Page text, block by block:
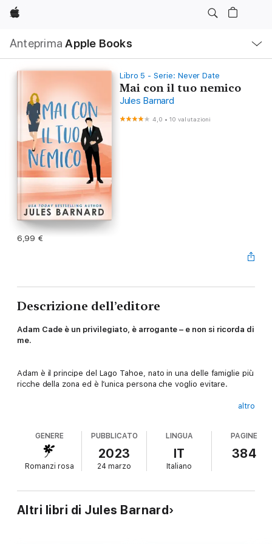
Apple
Anteprima Apple Books
locale
Apri
Menu
Libro 5 - Serie: Never Date
Mai con il tuo nemico
Jules Barnard
4,0 •10 valutazioni
6,99 €
Descrizione dell’editore
Adam Cade è un privilegiato, è arrogante – e non si ricorda di
me.
Adam è il principe del Lago Tahoe, nato in una delle famiglie più
ricche della zona ed è l’unica persona che voglio evitare.
Decisamente non ricorda come ha aiutato questa città a
rovinare la mia vita.
Ora che lavoriamo insieme, non ho altra scelta che stare vicino
al somaro arrogante se voglio tenermi il lavoro.
altro
GENERE
Romanzi rosa
PUBBLICATO
2023
24 marzo
LINGUA
IT
Italiano
PAGINE
384
Altri libri di Jules Barnard